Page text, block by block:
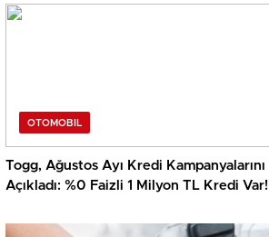
OTOMOBIL
Togg, Ağustos Ayı Kredi Kampanyalarını
Açıkladı: %0 Faizli 1 Milyon TL Kredi Var!